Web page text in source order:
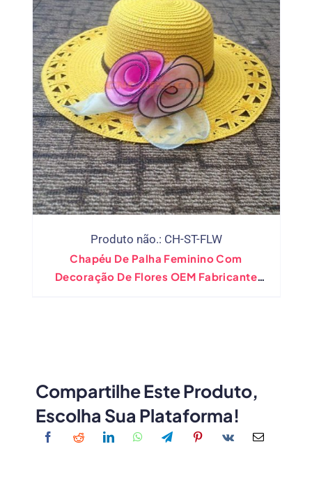
Produto não.: CH-ST-FLW
Chapéu De Palha Feminino Com
Decoração De Flores OEM Fabricante
Compartilhe Este Produto,
Escolha Sua Plataforma!